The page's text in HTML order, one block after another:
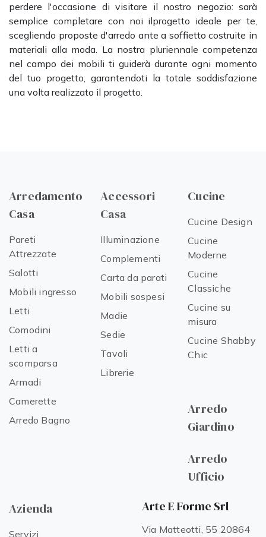
perdere l'occasione di visitare il nostro negozio: sarà
semplice completare con noi ilprogetto ideale per te,
scegliendo proposte d'arredo ante a soffietto costruite in
materiali alla moda. La nostra pluriennale competenza
nel campo dei mobili ti guiderà durante ogni momento
del tuo progetto, garantendoti la totale soddisfazione
una volta realizzato il progetto.
Arredamento
Casa
Pareti
Attrezzate
Salotti
Mobili ingresso
Letti
Comodini
Letti a
scomparsa
Armadi
Camerette
Arredo Bagno
Accessori
Casa
Illuminazione
Complementi
Carta da parati
Mobili sospesi
Madie
Sedie
Tavoli
Librerie
Cucine
Cucine Design
Cucine
Moderne
Cucine
Classiche
Cucine su
misura
Cucine Shabby
Chic
Arredo
Giardino
Arredo
Ufficio
Azienda
Servizi
Arte E Forme Srl
Via Matteotti, 55 20864